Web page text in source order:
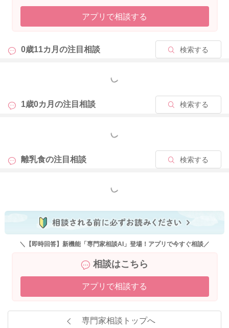
また、オートミールを使用したオリジナルレシピも参考にして
いただけたら幸いです。
【キュートなスイートポテト】
・さつまいも 75g
・牛乳 大さじ２
・バター 小さじ1/2
・黒ごま(飾り用) 少々
１．さつまいもは乱切りにして耐熱容器に入れラップをし、電
子レンジ600w・4分程度加熱し、熱いうちに潰す。
し、600ｗ・30秒加熱し冷ましながらふやかす。
４．食べやすい大きさに整える。 またはクッキー型でお好み
の形にする。
５．クッキングシートに成型したスイートポテトを並べて卵黄
６．オーブントースターで200℃5分程度焼き、表面に軽く焼き
色がついたら完成。
りと咀嚼できるお子様は、さつまいもを粗く潰しても良い。オ
ートミールを加える事で、鉄分補給にも繋がる。また、不溶
アプリで相談する
0歳11カ月の注目相談 検索する
もっと見る
1歳0カ月の注目相談 検索する
もっと見る
離乳食の注目相談 検索する
もっと見る
＼【即時回答】新機能「専門家相談AI」登場！アプリで今すぐ相談／
相談はこちら
アプリで相談する
専門家相談トップへ